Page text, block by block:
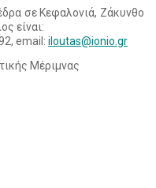
σε Κεφαλονιά, Ζάκυνθο
είναι:
email: iloutas@ionio gr
Μέριμνας